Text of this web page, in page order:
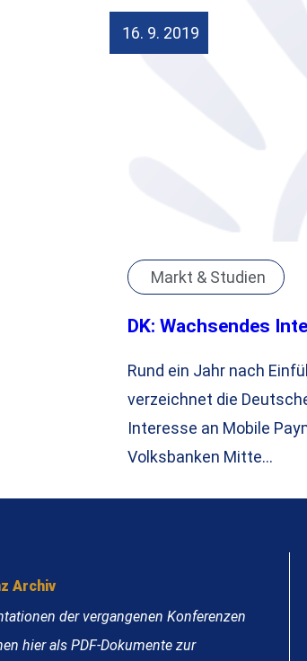
16. 9. 2019
Markt & Studien
DK: Wachsendes
Rund ein Jahr nach
verzeichnet die
Interesse an Mobile
Volksbanken Mitte…
Archiv
der vergangenen Konferenzen
hier als PDF-Dokumente zur